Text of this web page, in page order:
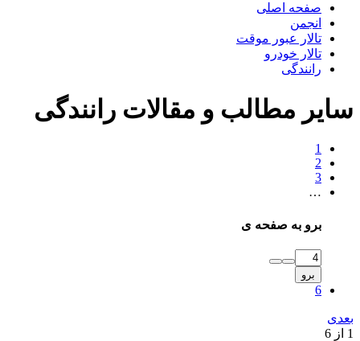
صفحه اصلی
انجمن
تالار عبور موقت
تالار خودرو
رانندگی
سایر مطالب و مقالات رانندگی
1
2
3
…
برو به صفحه ی
برو
6
بعدی
1 از 6